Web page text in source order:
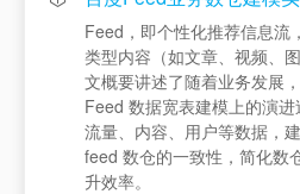
Feed，即个性化推荐信息流
类型内容（如文章、视频、
文概要讲述了随着业务发展
Feed 数据宽表建模上的演
流量、内容、用户等数据，
feed 数仓的一致性，简化数
升效率。